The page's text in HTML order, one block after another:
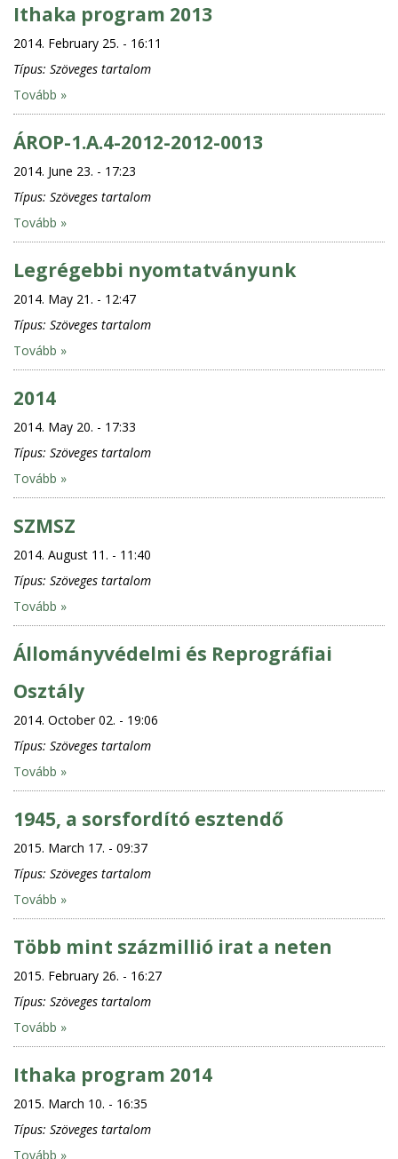
Ithaka program 2013
2014. February 25. - 16:11
Típus: Szöveges tartalom
Tovább »
ÁROP-1.A.4-2012-2012-0013
2014. June 23. - 17:23
Típus: Szöveges tartalom
Tovább »
Legrégebbi nyomtatványunk
2014. May 21. - 12:47
Típus: Szöveges tartalom
Tovább »
2014
2014. May 20. - 17:33
Típus: Szöveges tartalom
Tovább »
SZMSZ
2014. August 11. - 11:40
Típus: Szöveges tartalom
Tovább »
Állományvédelmi és Reprográfiai
Osztály
2014. October 02. - 19:06
Típus: Szöveges tartalom
Tovább »
1945, a sorsfordító esztendő
2015. March 17. - 09:37
Típus: Szöveges tartalom
Tovább »
Több mint százmillió irat a neten
2015. February 26. - 16:27
Típus: Szöveges tartalom
Tovább »
Ithaka program 2014
2015. March 10. - 16:35
Típus: Szöveges tartalom
Tovább »